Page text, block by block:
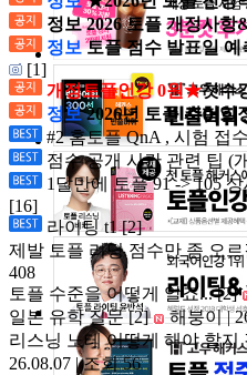
정보 2026 토플 개정사항
정보토플 점수 발표일
[1]
개정토플인강 0원★첫수
정보2026년 토플 시험일
#2 홈토플 QnA , 시험 접
점수 공개 시간 관련 팁 (
1달만에 토플 91 -> 105
[16]
라이팅 t1[2]
제발 토플 리딩 점수만 좀 오
408
토플 수준을 어떻게 알죠...[2]
일본 유학 질문[2]
해붕이 |
리스닝 노테 어떻게 해야 할지
26.08.07 | 조회 56